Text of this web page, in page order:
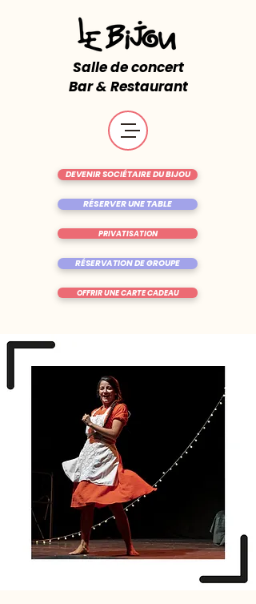
Salle de concert
Bar & Restaurant
RÉSERVER UNE TABLE
OFFRIR UNE CARTE CADEAU
DEVENIR SOCIÉTAIRE DU BIJOU
RÉSERVATION DE GROUPE
PRIVATISATION